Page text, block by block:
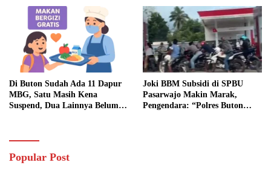
Di Buton Sudah Ada 11 Dapur
MBG, Satu Masih Kena
Suspend, Dua Lainnya Belum
Joki BBM Subsidi di SPBU
Pasarwajo Makin Marak,
Pengendara: “Polres Buton
Popular Post